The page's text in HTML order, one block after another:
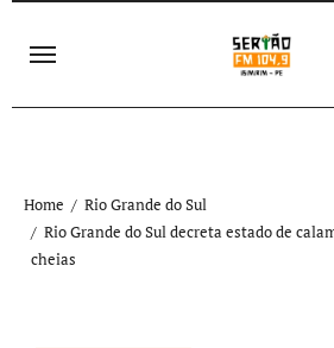
Home
Rio Grande do Sul
Rio Grande do Sul decreta estado de
cheias